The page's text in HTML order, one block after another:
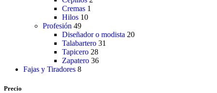
Cremas 1
Hilos 10
Profesión 49
Diseñador o modista 20
Talabartero 31
Tapicero 28
Zapatero 36
Fajas y Tiradores 8
Precio